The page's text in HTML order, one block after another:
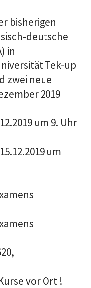
bisherigen
deutsche
in
Tek-up
zwei neue
2019
um 9. Uhr
um
vor Ort !